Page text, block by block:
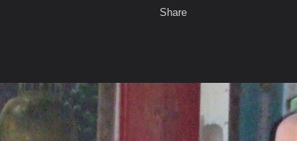
วิดีโอ รูปภาพ
สถานที่ กล้อง
เสียงธรรม สมาชิก
Share